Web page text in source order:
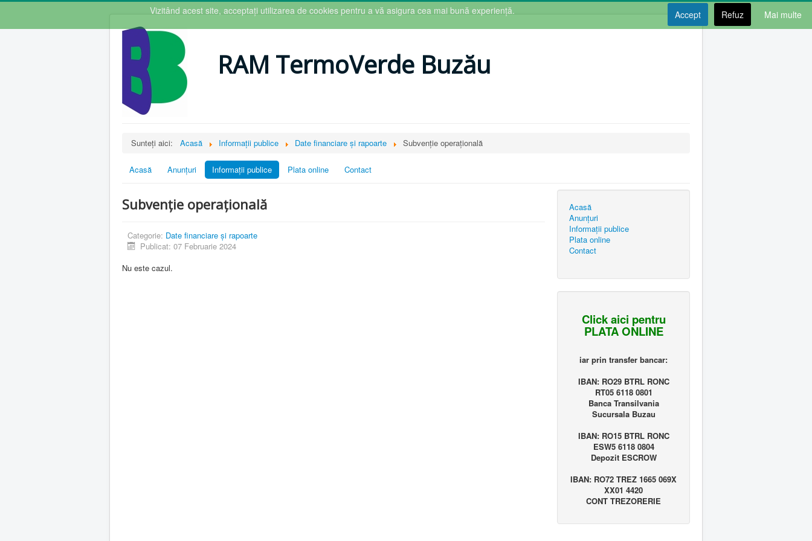
RAM TermoVerde Buzău
Sunteți aici: Acasă Informații publice Date financiare și rapoarte Subvenție operațională
Acasă Anunțuri Informații publice Plata online Contact
Subvenție operațională
Categorie: Date financiare și rapoarte
Publicat: 07 Februarie 2024
Nu este cazul.
Acasă
Anunțuri
Informații publice
Plata online
Contact
Click aici pentru
PLATA ONLINE
iar prin transfer bancar:
IBAN: RO29 BTRL RONC
RT05 6118 0801
Banca Transilvania
Sucursala Buzau
IBAN: RO15 BTRL RONC
ESW5 6118 0804
Depozit ESCROW
IBAN: RO72 TREZ 1665 069X
XX01 4420
CONT TREZORERIE
Vizitând acest site, acceptați utilizarea de cookies pentru a vă asigura cea mai bună experiență. Accept Refuz Mai multe